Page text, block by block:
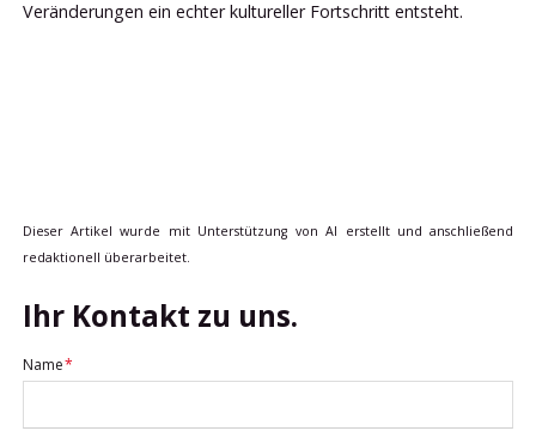
Veränderungen ein echter kultureller Fortschritt entsteht.
Dieser Artikel wurde mit Unterstützung von AI erstellt und anschließend
redaktionell überarbeitet.
Ihr Kontakt zu uns.
Pflichtfeld
Name*